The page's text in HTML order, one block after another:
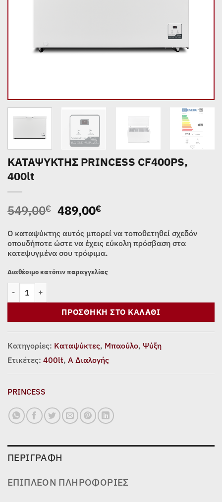
ΚΑΤΑΨΥΚΤΗΣ PRINCESS CF400PS,
400lt
549,00€ Original
price
was:
549,00€.
489,00€Η
τιμή
είναι:
489,00€.
O καταψύκτης αυτός μπορεί να τοποθετηθεί σχεδόν
οπουδήποτε ώστε να έχεις εύκολη πρόσβαση στα
κατεψυγμένα σου τρόφιμα.
Διαθέσιμο κατόπιν παραγγελίας
ΠΡΟΣΘΉΚΗ ΣΤΟ ΚΑΛΆΘΙ
Κατηγορίες: Καταψύκτες, Μπαούλο, Ψύξη
Ετικέτες: 400lt, Α Διαλογής
PRINCESS
ΠΕΡΙΓΡΑΦΉ
ΕΠΙΠΛΈΟΝ ΠΛΗΡΟΦΟΡΊΕΣ